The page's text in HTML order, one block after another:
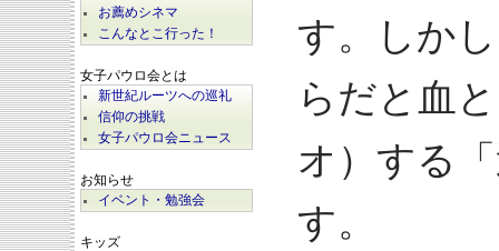
お薦めシネマ
こんなとこ行った！
女子パウロ会とは
新世紀ルーツへの巡礼
信仰の挑戦
女子パウロ会ニュース
お知らせ
イベント・勉強会
キッズ
す。しか
らだと血
オ）する
す。